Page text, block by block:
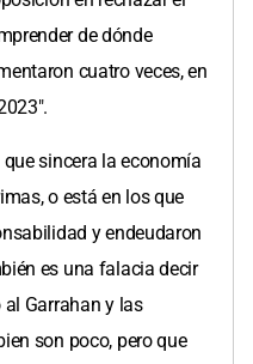
de dónde
cuatro veces, en
sincera la economía
o está en los que
y endeudaron
es una falacia decir
Garrahan y las
son poco, pero que